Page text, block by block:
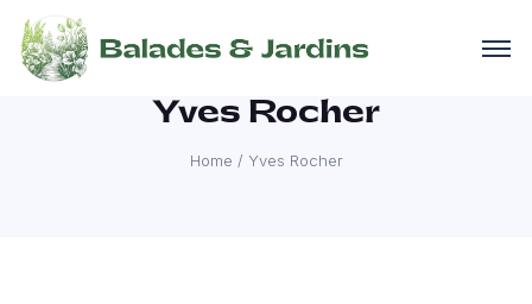
Yves Rocher
Home / Yves Rocher